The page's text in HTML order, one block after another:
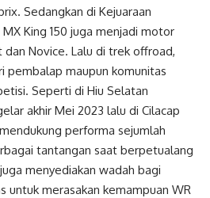
Sedangkan di Kejuaraan
King 150 juga menjadi motor
dan Novice. Lalu di trek offroad,
pembalap maupun komunitas
Seperti di Hiu Selatan
akhir Mei 2023 lalu di Cilacap
performa sejumlah
tantangan saat berpetualang
menyediakan wadah bagi
untuk merasakan kemampuan WR